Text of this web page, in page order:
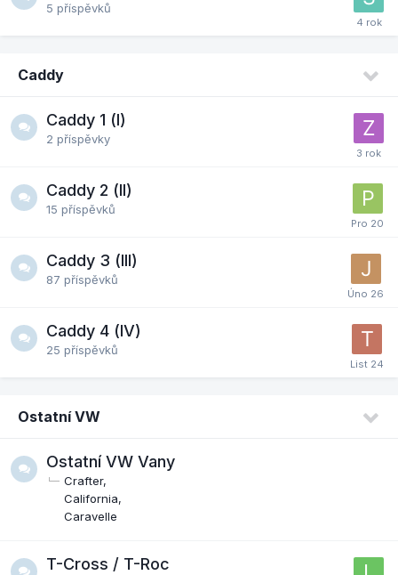
5 příspěvků
Caddy
Caddy 1 (I)
2 příspěvky
Caddy 2 (II)
15 příspěvků
Caddy 3 (III)
87 příspěvků
Caddy 4 (IV)
25 příspěvků
Ostatní VW
Ostatní VW Vany
Crafter
California
Caravelle
T-Cross / T-Roc